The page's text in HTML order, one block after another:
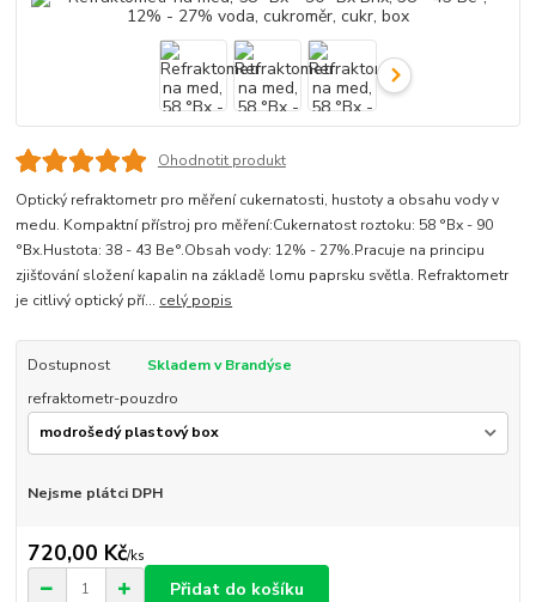
Ohodnotit produkt
Optický refraktometr pro měření cukernatosti, hustoty a obsahu vody v
medu. Kompaktní přístroj pro měření:Cukernatost roztoku: 58 °Bx - 90
°Bx.Hustota: 38 - 43 Be°.Obsah vody: 12% - 27%.Pracuje na principu
zjišťování složení kapalin na základě lomu paprsku světla. Refraktometr
je citlivý optický pří... celý popis
Dostupnost
Skladem v Brandýse
refraktometr-pouzdro
Nejsme plátci DPH
720,00 Kč/ks
Přidat do košíku